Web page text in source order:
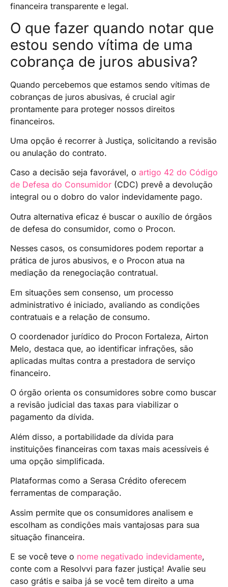
financeira transparente e legal.
O que fazer quando notar que
estou sendo vítima de uma
cobrança de juros abusiva?
Quando percebemos que estamos sendo vítimas de
cobranças de juros abusivas, é crucial agir
prontamente para proteger nossos direitos
financeiros.
Uma opção é recorrer à Justiça, solicitando a revisão
ou anulação do contrato.
Caso a decisão seja favorável, o artigo 42 do Código
de Defesa do Consumidor (CDC) prevê a devolução
integral ou o dobro do valor indevidamente pago.
Outra alternativa eficaz é buscar o auxílio de órgãos
de defesa do consumidor, como o Procon.
Nesses casos, os consumidores podem reportar a
prática de juros abusivos, e o Procon atua na
mediação da renegociação contratual.
Em situações sem consenso, um processo
administrativo é iniciado, avaliando as condições
contratuais e a relação de consumo.
O coordenador jurídico do Procon Fortaleza, Airton
Melo, destaca que, ao identificar infrações, são
aplicadas multas contra a prestadora de serviço
financeiro.
O órgão orienta os consumidores sobre como buscar
a revisão judicial das taxas para viabilizar o
pagamento da dívida.
Além disso, a portabilidade da dívida para
instituições financeiras com taxas mais acessíveis é
uma opção simplificada.
Plataformas como a Serasa Crédito oferecem
ferramentas de comparação.
Assim permite que os consumidores analisem e
escolham as condições mais vantajosas para sua
situação financeira.
E se você teve o nome negativado indevidamente,
conte com a Resolvvi para fazer justiça! Avalie seu
caso grátis e saiba já se você tem direito a uma